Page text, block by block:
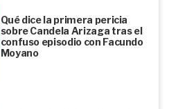
Qué dice la primera pericia
sobre Candela Arizaga tras el
confuso episodio con Facundo
Moyano